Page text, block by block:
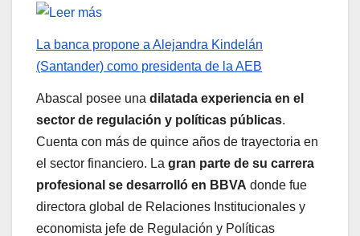
La banca propone a Alejandra Kindelán
(Santander) como presidenta de la AEB
Abascal posee una dilatada experiencia en el
sector de regulación y políticas públicas.
Cuenta con más de quince años de trayectoria en
el sector financiero. La gran parte de su carrera
profesional se desarrolló en BBVA donde fue
directora global de Relaciones Institucionales y
economista jefe de Regulación y Políticas